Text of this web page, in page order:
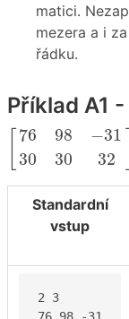
matici.
mezera a i
řádku.
Příklad A1
76 98 −31
30
30 32
[7698 −31 30
Standardní
vstup
2 3